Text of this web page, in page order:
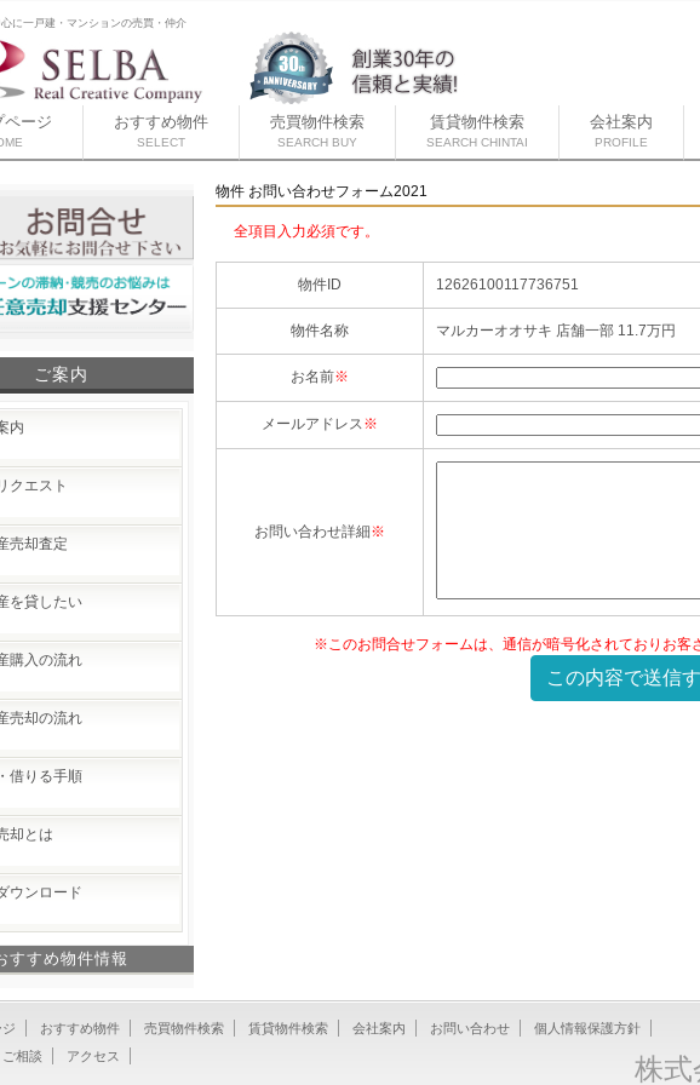
に一戸建・マンションの売買・仲介
ページ おすすめ物件
SELECT
売買物件検索
SEARCH BUY
賃貸物件検索
SEARCH CHINTAI
会社案内
PROFILE
物件 お問い合わせフォーム2021
全項目入力必須です。
物件ID 12626100117736751
物件名称 マルカーオオサキ 店舗一部 11.7万円
お名前※
メールアドレス※
お問い合わせ詳細※
※このお問合せフォームは、通信が暗号化されておりお客
ご案内
内
クエスト
売却査定
を貸したい
購入の流れ
売却の流れ
借りる手順
却とは
ウンロード
すすめ物件情報
ジ おすすめ物件 売買物件検索 賃貸物件検索 会社案内 お問い合わせ
個人情報保護方針
相談
アクセス 株